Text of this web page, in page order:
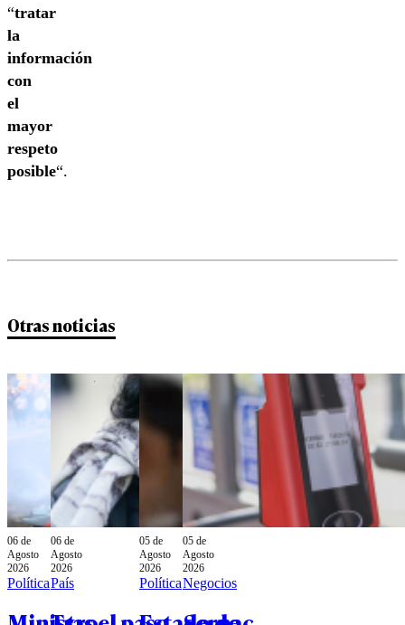
“tratar
la
información
con
el
mayor
respeto
posible“.
Otras noticias
06 de
Agosto
2026
Política
06 de
Agosto
2026
País
05 de
Agosto
2026
Política
05 de
Agosto
2026
Negocios